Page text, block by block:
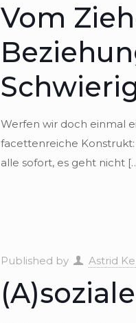
Vom
Wer­fen wir doch ein­mal
facet­ten­rei­che Konstrukt:
alle sofort, es geht nicht
Published by Astrid